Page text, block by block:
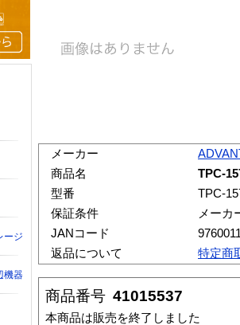
メーカー
商品名
TPC-
型番
TPC-
保証条件
メーカ
JANコード
返品について
特定商
商品番号 41015537
本商品は販売を終了しました
ージ
機器